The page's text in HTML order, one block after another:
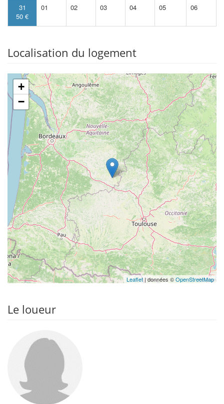
31
50 €
01 02 03 04 05 06
Localisation du logement
+
−
Leaflet | données ©OpenStreetMap
Le loueur